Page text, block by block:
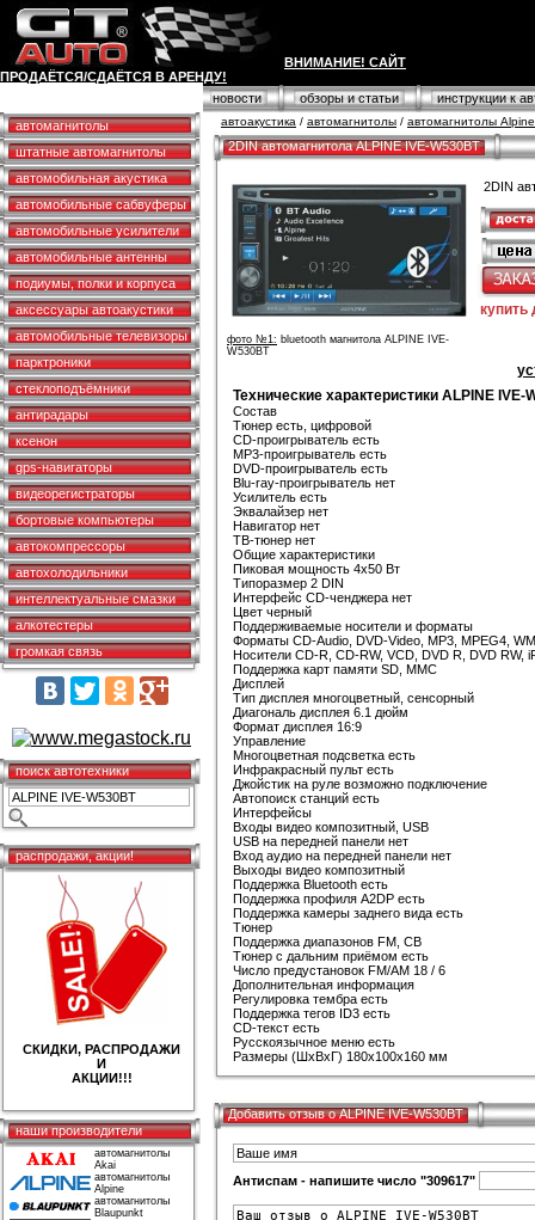
ВНИМАНИЕ! САЙТ
ПРОДАЁТСЯ/СДАЁТСЯ В АРЕНДУ!
новости обзоры и статьи
инструкции к
автомагнитолы
штатные автомагнитолы
автомобильная акустика
автомобильные сабвуферы
автомобильные усилители
автомобильные антенны
подиумы, полки и корпуса
аксессуары автоакустики
автомобильные телевизоры
парктроники
стеклоподъёмники
антирадары
ксенон
gps-навигаторы
видеорегистраторы
бортовые компьютеры
автокомпрессоры
автохолодильники
интеллектуальные смазки
алкотестеры
громкая связь
поиск автотехники
распродажи, акции!
СКИДКИ, РАСПРОДАЖИ
И
АКЦИИ!!!
наши производители
автомагнитолы
Akai
автомагнитолы
Alpine
автомагнитолы
Blaupunkt
автоакустика / автомагнитолы / автомагнитолы Alpine
2DIN автомагнитола ALPINE IVE-W530BT
фото №1: bluetooth магнитола ALPINE IVE-
W530BT
2DIN
купить
Технические характеристики ALPINE IVE-
Состав
Тюнер есть, цифровой
CD-проигрыватель есть
MP3-проигрыватель есть
DVD-проигрыватель есть
Blu-ray-проигрыватель нет
Усилитель есть
Эквалайзер нет
Навигатор нет
ТВ-тюнер нет
Общие характеристики
Пиковая мощность 4x50 Вт
Типоразмер 2 DIN
Интерфейс CD-ченджера нет
Цвет черный
Поддерживаемые носители и форматы
Форматы CD-Audio, DVD-Video, MP3, MPEG4,
Носители CD-R, CD-RW, VCD, DVD R, DVD RW,
Поддержка карт памяти SD, MMC
Дисплей
Тип дисплея многоцветный, сенсорный
Диагональ дисплея 6.1 дюйм
Формат дисплея 16:9
Управление
Многоцветная подсветка есть
Инфракрасный пульт есть
Джойстик на руле возможно подключение
Автопоиск станций есть
Интерфейсы
Входы видео композитный, USB
USB на передней панели нет
Вход аудио на передней панели нет
Выходы видео композитный
Поддержка Bluetooth есть
Поддержка профиля A2DP есть
Поддержка камеры заднего вида есть
Тюнер
Поддержка диапазонов FM, СВ
Тюнер с дальним приёмом есть
Число предустановок FM/AM 18 / 6
Дополнительная информация
Регулировка тембра есть
Поддержка тегов ID3 есть
CD-текст есть
Русскоязычное меню есть
Размеры (ШхВхГ) 180x100x160 мм
Добавить отзыв о ALPINE IVE-W530BT
Антиспам - напишите число "309617"